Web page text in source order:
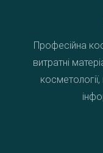
Професійна
витратні